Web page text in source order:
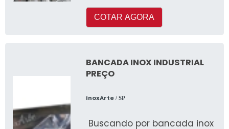
COTAR AGORA
BANCADA INOX INDUSTRIAL
PREÇO
InoxArte/ SP
Buscando por bancada inox